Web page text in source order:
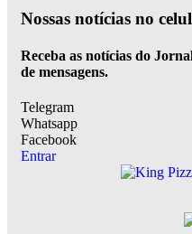
Nossas notícias no
Receba as notícias do
de mensagens.
Telegram
Whatsapp
Facebook
Entrar